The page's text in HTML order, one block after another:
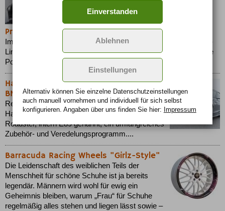
Prior-Metamorphose des Porsche 996/997
Im vergangenen Jahr sorgte die Marke Prior Design aus Kamp-
Lintfort auf der Essen Motor Show für Aufsehen, als sie dort ihre
Porsche GT3-Interpretation vorstellte....
Hamann Veredelungsprogramm für den
BMW Z4 Roadster
Rechtzeitig zum Start der Cabriosaison spendiert
Hamann-Motorsport dem aktuellen BMW Z4
Roadster, intern E89 genannt, ein umfangreiches
Zubehör- und Veredelungsprogramm....
Barracuda Racing Wheels "Girlz-Style"
Die Leidenschaft des weiblichen Teils der
Menschheit für schöne Schuhe ist ja bereits
legendär. Männern wird wohl für ewig ein
Geheimnis bleiben, warum „Frau“ für Schuhe
regelmäßig alles stehen und liegen lässt sowie –
Einverstanden
Ablehnen
Einstellungen
Alternativ können Sie einzelne Datenschutz­ein­stellungen
auch manuell vor­nehmen und indivi­duell für sich selbst
konfigurieren. Angaben über uns finden Sie hier: Impressum